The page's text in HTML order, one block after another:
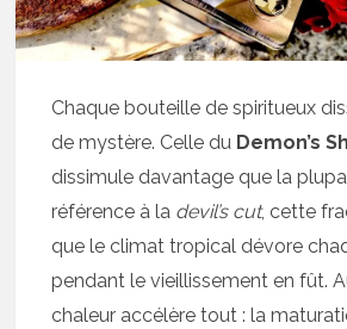
Chaque bouteille de spiritueux
de mystère. Celle du Demon’s
dissimule davantage que la
référence à la devil’s cut, cette
que le climat tropical dévore
pendant le vieillissement en fût.
chaleur accélère tout : la